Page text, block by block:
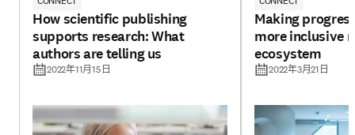
How scientific publishing
supports research: What
authors are telling us
2022年11月15日
Making
more inclusive
ecosystem
2022年3月21日